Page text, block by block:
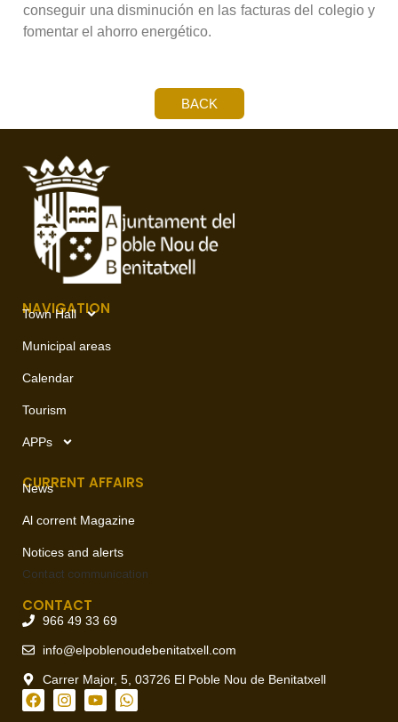
conseguir una disminución en las facturas del colegio y
fomentar el ahorro energético.
BACK
NAVIGATION
Town Hall
Municipal areas
Calendar
Tourism
APPs
CURRENT AFFAIRS
News
Al corrent Magazine
Notices and alerts
Contact communication
CONTACT
966 49 33 69
info@elpoblenoudebenitatxell.com
Carrer Major, 5, 03726 El Poble Nou de Benitatxell